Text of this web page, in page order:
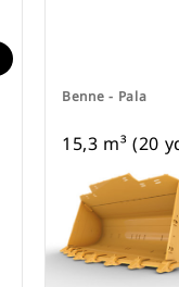
Benne - Pala
15,3 m³ (20